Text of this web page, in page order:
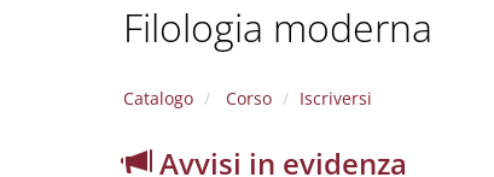
Filologia moderna
Catalogo Corso Iscriversi
Avvisi in evidenza